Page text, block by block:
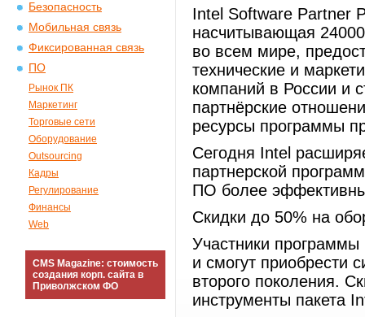
Безопасность
Мобильная связь
Фиксированная связь
ПО
Рынок ПК
Маркетинг
Торговые сети
Оборудование
Outsourcing
Кадры
Регулирование
Финансы
Web
CMS Magazine: стоимость
создания корп. сайта в
Приволжском ФО
Intel Software Partner
насчитывающая 24000
во всем мире,
технические и
компаний в России и
партнёрские
ресурсы программы
Сегодня Intel
партнерской
ПО более
Скидки до 50% на
Участники
и смогут приобрести
второго поколения.
инструменты пакета